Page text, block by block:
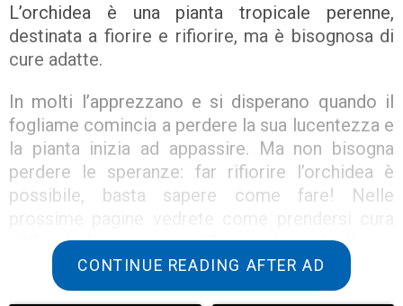
L’orchidea è una pianta tropicale perenne,
destinata a fiorire e rifiorire, ma è bisognosa di
cure adatte.
In molti l’apprezzano e si disperano quando il
fogliame comincia a perdere la sua lucentezza e
la pianta inizia ad appassire. Ma non bisogna
perdere le speranze: far rifiorire l’orchidea è
possibile, basta sapere come fare! Nelle
dell’orchidea grazie a 10 semplici ed efficaci
consigli utili anche per chi purtroppo non ha il
pollice verde!:
CONTINUE READING AFTER AD